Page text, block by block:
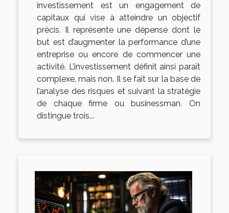
investissement est un engagement de
capitaux qui vise à atteindre un objectif
précis. Il représente une dépense dont le
but est d’augmenter la performance d’une
entreprise ou encore de commencer une
activité. L’investissement définit ainsi paraît
complexe, mais non. Il se fait sur la base de
l’analyse des risques et suivant la stratégie
de chaque firme ou businessman. On
distingue trois...